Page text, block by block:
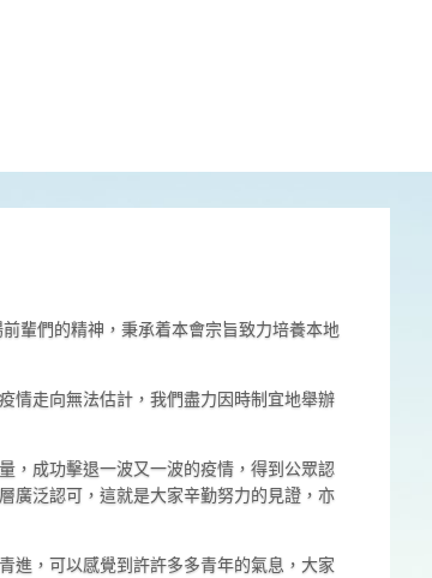
輩們的精神，秉承着本會宗旨致力培養本地
情走向無法估計，我們盡力因時制宜地舉辦
，成功擊退一波又一波的疫情，得到公眾認
廣泛認可，這就是大家辛勤努力的見證，亦
進，可以感覺到許許多多青年的氣息，大家